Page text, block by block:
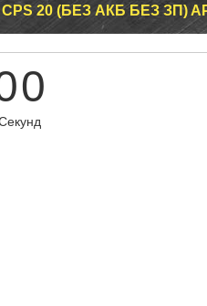
20 (БЕЗ АКБ БЕЗ ЗП)
0